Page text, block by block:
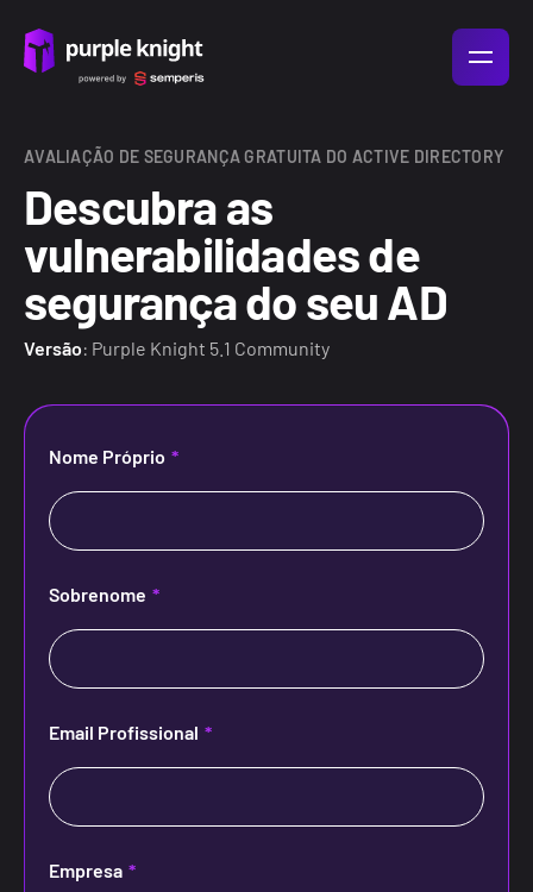
AVALIAÇÃO DE SEGURANÇA GRATUITA DO ACTIVE DIRECTORY
Descubra as
vulnerabilidades de
segurança do seu AD
Versão: Purple Knight 5.1 Community
*
Nome Próprio
*
Sobrenome
*
Email Profissional
*
Empresa